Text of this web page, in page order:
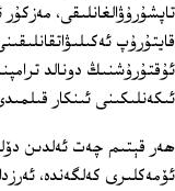
تاپشۇرۇۋالغانلىقى،
قايتۇرۇپ
ئۇقتۇرۇشنىڭ دونالد
ئىكەنلىكىنى ئىنكار
ھەر قېتىم چەت ئەلدىن
ئۆمەكلىرى كەلگەندە،